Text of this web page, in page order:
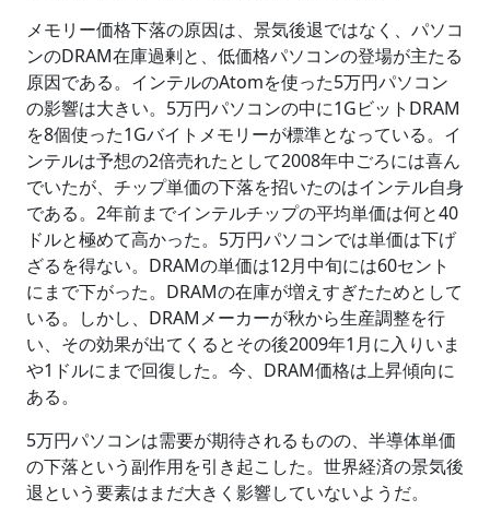
メモリー価格下落の原因は、景気後退ではなく、パソコ
ンのDRAM在庫過剰と、低価格パソコンの登場が主たる
原因である。インテルのAtomを使った5万円パソコン
の影響は大きい。5万円パソコンの中に1GビットDRAM
を8個使った1Gバイトメモリーが標準となっている。イ
ンテルは予想の2倍売れたとして2008年中ごろには喜ん
でいたが、チップ単価の下落を招いたのはインテル自身
である。2年前までインテルチップの平均単価は何と40
ドルと極めて高かった。5万円パソコンでは単価は下げ
ざるを得ない。DRAMの単価は12月中旬には60セント
にまで下がった。DRAMの在庫が増えすぎたためとして
いる。しかし、DRAMメーカーが秋から生産調整を行
い、その効果が出てくるとその後2009年1月に入りいま
や1ドルにまで回復した。今、DRAM価格は上昇傾向に
ある。
5万円パソコンは需要が期待されるものの、半導体単価
の下落という副作用を引き起こした。世界経済の景気後
退という要素はまだ大きく影響していないようだ。